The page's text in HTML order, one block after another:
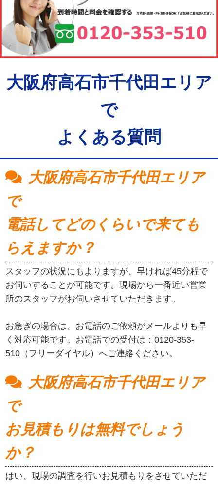
大阪府高石市千代田エリア
で
よくある質問
大阪府高石市千代田エリア
で
電話してどのくらいで来ても
らえますか？
スタッフの状況にもよりますが、早ければ45分程で
お伺いすることが可能です。現場から一番近い営業
所のスタッフがお伺いさせていただきます。
お急ぎの場合は、お電話のご依頼がメールよりも早
く対応可能です。お電話での受付は：0120-353-
510 （フリーダイヤル）へご連絡ください。
大阪府高石市千代田エリア
で
お見積もりは無料でしょう
か？
はい、現場の調査を行いお見積もりをさせていただ